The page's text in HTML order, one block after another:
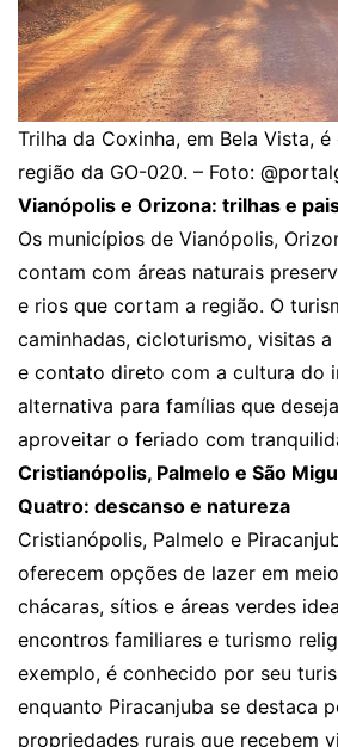
Trilha da Coxinha, em Bela Vista,
região da GO-020. – Foto:
Vianópolis e Orizona: trilhas e
Os municípios de Vianópolis,
contam com áreas naturais
e rios que cortam a região. O
caminhadas, cicloturismo, visitas
e contato direto com a cultura do
alternativa para famílias que
aproveitar o feriado com
Cristianópolis, Palmelo e São
Quatro: descanso e natureza
Cristianópolis, Palmelo e
oferecem opções de lazer em
chácaras, sítios e áreas verdes
encontros familiares e turismo
exemplo, é conhecido por seu
enquanto Piracanjuba se destaca
propriedades rurais que recebem